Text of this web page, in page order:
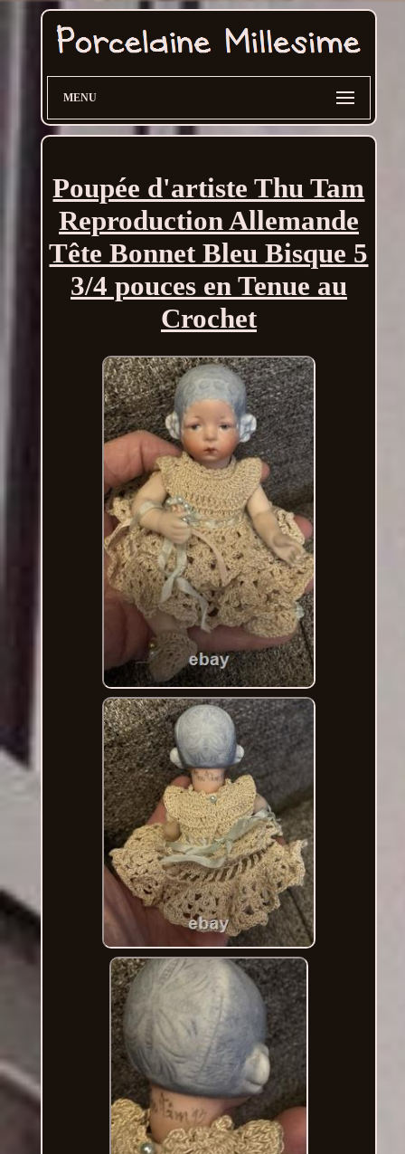
MENU
Poupée d'artiste Thu Tam
Reproduction Allemande
Tête Bonnet Bleu Bisque 5
3/4 pouces en Tenue au
Crochet